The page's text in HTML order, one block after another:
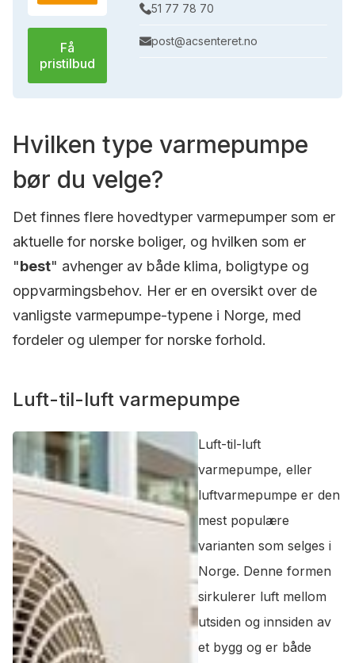
Få
pristilbud
51 77 78 70
post@acsenteret.no
Hvilken type varmepumpe
bør du velge?
Det finnes flere hovedtyper varmepumper som er
aktuelle for norske boliger, og hvilken som er
"best" avhenger av både klima, boligtype og
oppvarmingsbehov. Her er en oversikt over de
vanligste varmepumpe-typene i Norge, med
fordeler og ulemper for norske forhold.
Luft-til-luft varmepumpe
Luft-til-luft
varmepumpe, eller
luftvarmepumpe er den
mest populære
varianten som selges i
Norge. Denne formen
sirkulerer luft mellom
utsiden og innsiden av
et bygg og er både